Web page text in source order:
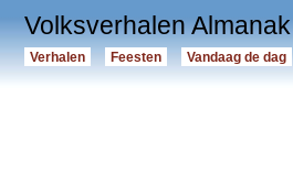
Volksverhalen Almanak
Verhalen Feesten Vandaag de dag